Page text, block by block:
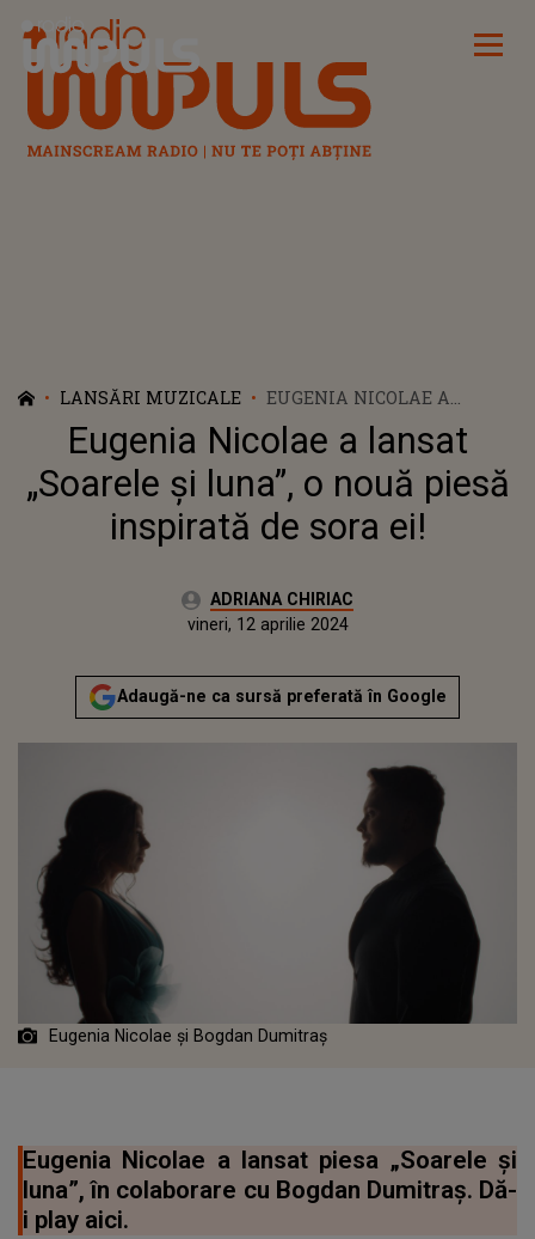
Radio Impuls
LANSĂRI MUZICALE
EUGENIA NICOLAE A
LANSAT „SOARELE ȘI LUNA”,
O NOUĂ PIESĂ INSPIRATĂ
DE SORA EI!
Eugenia Nicolae a lansat
„Soarele și luna”, o nouă piesă
inspirată de sora ei!
Autor:ADRIANA CHIRIAC
miercuri, 12 aprilie 2023Actualizat:
vineri, 12 aprilie 2024
Adaugă-ne ca sursă preferată în Google
Eugenia Nicolae și Bogdan Dumitraș
Eugenia Nicolae a lansat piesa „Soarele și
luna”, în colaborare cu Bogdan Dumitraș. Dă-
i play aici.